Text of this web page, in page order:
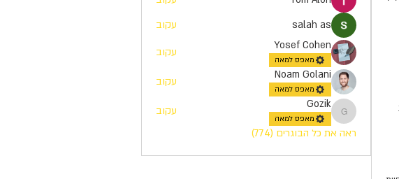
salah as
עקוב
Yosef Cohen
מאפס למאה
עקוב
Noam Golani
מאפס למאה
עקוב
Gozik
Gozik
מאפס למאה
עקוב
ראה את כל הבוגרים (774)